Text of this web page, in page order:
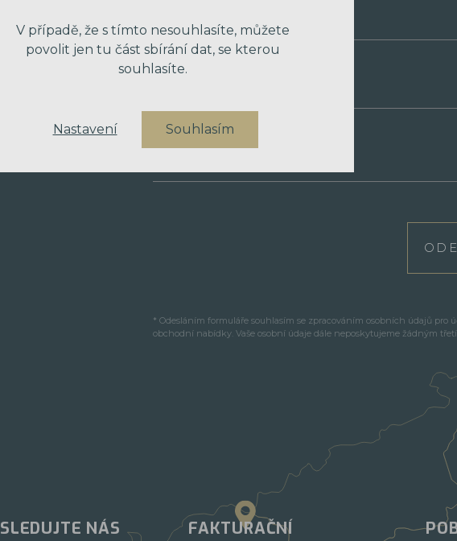
VÁŠ TELEFON
* Odesláním formuláře souhlasím se zpracováním osobních údajů pro
obchodní nabídky. Vaše osobní údaje dále neposkytujeme žádným
SLEDUJTE NÁS
FAKTURAČNÍ
V případě, že s tímto nesouhlasíte, můžete
povolit jen tu část sbírání dat, se kterou
souhlasíte.
Nastavení Souhlasím